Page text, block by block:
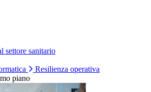
settore sanitario
Resilienza operativa
piano